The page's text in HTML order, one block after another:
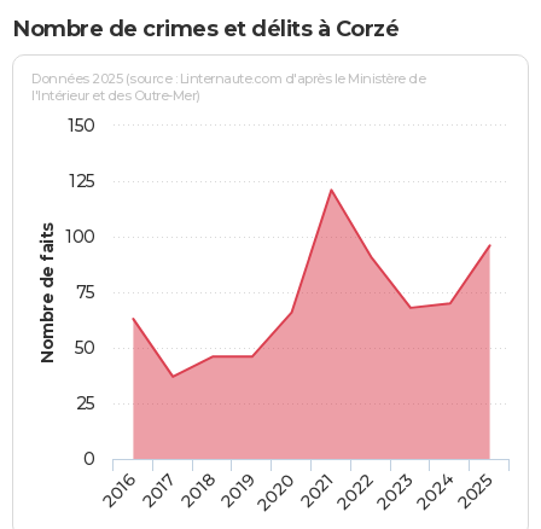
Bricolage
Lifestyle
Culture
Sport
Auto
Television
Voyage
Cinema
Nombre de crimes et délits à Corzé
Nombre de faits
Données 2025 (source : Linternaute.com d'après le Ministère de
l'Intérieur et des Outre-Mer)
2016201720182019202020212022202320242025
0
25
50
75
100
125
150